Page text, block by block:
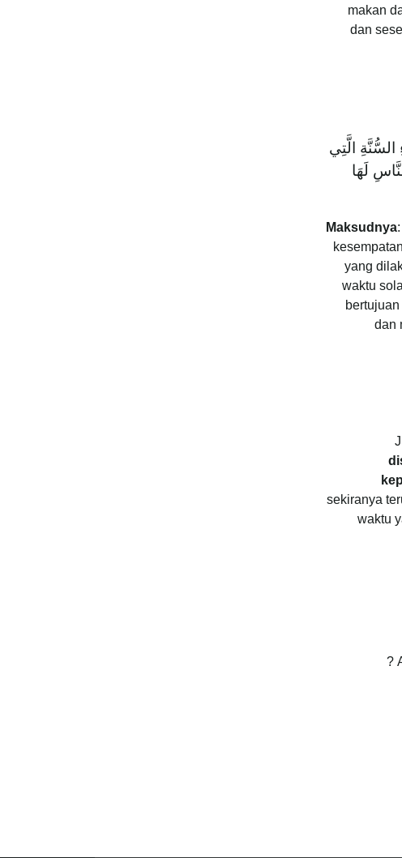
makan
dan
السُّنَّةِ الَّتِي
لَهَا
Maksudnya
yang
waktu
dan
sekiranya
waktu